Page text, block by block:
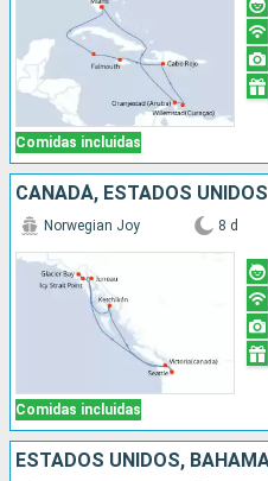
Comidas incluidas
CANADÁ, ESTADOS UNIDOS
Comidas incluidas
Norwegian Joy 8 d